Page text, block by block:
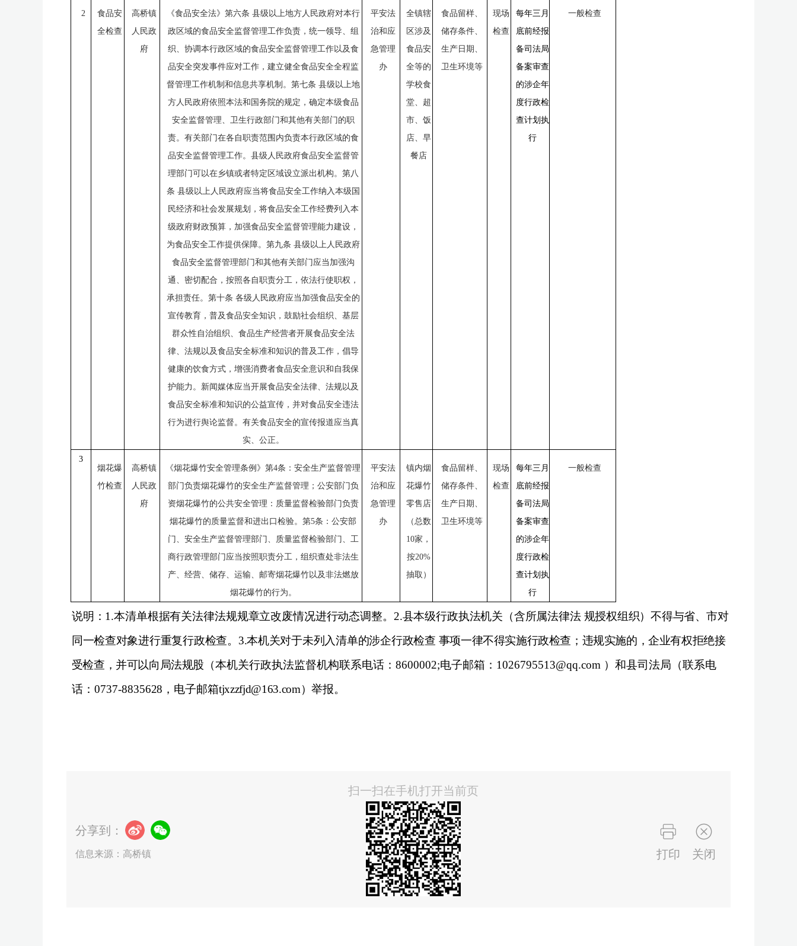
2
食品安
全检查
高桥镇
人民政
府
《食品安全法》第六条 县级以上地方人民政府对本行
政区域的食品安全监督管理工作负责，统一领导、组
织、协调本行政区域的食品安全监督管理工作以及食
品安全突发事件应对工作，建立健全食品安全全程监
督管理工作机制和信息共享机制。第七条 县级以上地
方人民政府依照本法和国务院的规定，确定本级食品
安全监督管理、卫生行政部门和其他有关部门的职
责。有关部门在各自职责范围内负责本行政区域的食
品安全监督管理工作。县级人民政府食品安全监督管
理部门可以在乡镇或者特定区域设立派出机构。第八
条 县级以上人民政府应当将食品安全工作纳入本级国
民经济和社会发展规划，将食品安全工作经费列入本
级政府财政预算，加强食品安全监督管理能力建设，
为食品安全工作提供保障。第九条 县级以上人民政府
食品安全监督管理部门和其他有关部门应当加强沟
通、密切配合，按照各自职责分工，依法行使职权，
承担责任。第十条 各级人民政府应当加强食品安全的
宣传教育，普及食品安全知识，鼓励社会组织、基层
群众性自治组织、食品生产经营者开展食品安全法
律、法规以及食品安全标准和知识的普及工作，倡导
健康的饮食方式，增强消费者食品安全意识和自我保
护能力。新闻媒体应当开展食品安全法律、法规以及
食品安全标准和知识的公益宣传，并对食品安全违法
行为进行舆论监督。有关食品安全的宣传报道应当真
实、公正。
平安法
治和应
急管理
办
全镇辖
区涉及
食品安
全等的
学校食
堂、超
市、饭
店、早
餐店
食品留样、
储存条件、
生产日期、
卫生环境等
现场
检查
每年三月
底前经报
备司法局
备案审查
的涉企年
度行政检
查计划执
行
一般检查
3
烟花爆
竹检查
高桥镇
人民政
府
《烟花爆竹安全管理条例》第4条：安全生产监督管理
部门负责烟花爆竹的安全生产监督管理；公安部门负
资烟花爆竹的公共安全管理：质量监督检验部门负责
烟花爆竹的质量监督和进出口检验。第5条：公安部
门、安全生产监督管理部门、质量监督检验部门、工
商行政管理部门应当按照职责分工，组织查处非法生
产、经营、储存、运输、邮寄烟花爆竹以及非法燃放
烟花爆竹的行为。
平安法
治和应
急管理
办
镇内烟
花爆竹
零售店
（总数
10家，
按20%
抽取）
食品留样、
储存条件、
生产日期、
卫生环境等
现场
检查
每年三月
底前经报
备司法局
备案审查
的涉企年
度行政检
查计划执
行
一般检查
说明： 1.本清单根据有关法律法规规章立改废情况进行动态调整。 2.县本级行政执法机关（含所属法律法 规授权组织）不得与省、市对
同一检查对象进行重复行政检查。 3.本机关对于未列入清单的涉企行政检查 事项一律不得实施行政检查；违规实施的，企业有权拒绝接
受检查，并可以向局法规股（本机关行政执法监督机构联系电话： 8600002;电子邮箱： 1026795513@qq.com ）和县司法局（联系电
话： 0737-8835628 ，电子邮箱tjxzzfjd@163.com）举报。
分享到：
信息来源：高桥镇
扫一扫在手机打开当前页
打印 关闭